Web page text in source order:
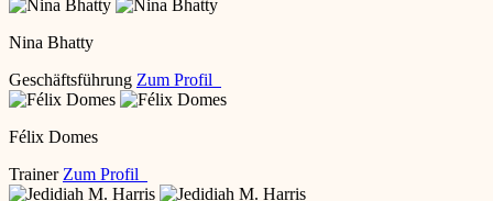
Nina Bhatty
Geschäftsführung Zum Profil
Félix Domes
Trainer Zum Profil